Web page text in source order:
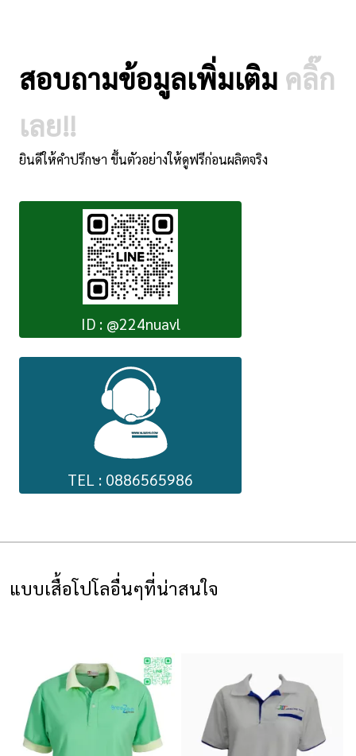
สอบถามข้อมูลเพิ่มเติม คลิ๊ก
เลย!!
ยินดีให้คำปรึกษา ขึ้นตัวอย่างให้ดูฟรีก่อนผลิตจริง
ID : @224nuavl
TEL : 0886565986
แบบเสื้อโปโลอื่นๆที่น่าสนใจ